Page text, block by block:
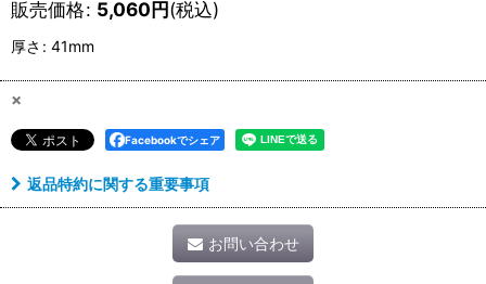
販売価格: 5,060円(税込)
厚さ : 41mm
×
Facebookでシェア
返品特約に関する重要事項
お問い合わせ